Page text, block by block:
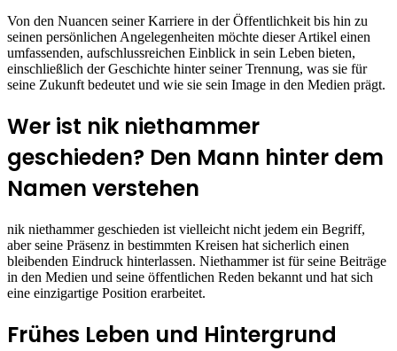
Von den Nuancen seiner Karriere in der Öffentlichkeit bis hin zu
seinen persönlichen Angelegenheiten möchte dieser Artikel einen
umfassenden, aufschlussreichen Einblick in sein Leben bieten,
einschließlich der Geschichte hinter seiner Trennung, was sie für
seine Zukunft bedeutet und wie sie sein Image in den Medien prägt.
Wer ist nik niethammer
geschieden? Den Mann hinter dem
Namen verstehen
nik niethammer geschieden ist vielleicht nicht jedem ein Begriff,
aber seine Präsenz in bestimmten Kreisen hat sicherlich einen
bleibenden Eindruck hinterlassen. Niethammer ist für seine Beiträge
in den Medien und seine öffentlichen Reden bekannt und hat sich
eine einzigartige Position erarbeitet.
Frühes Leben und Hintergrund